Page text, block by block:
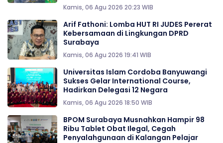
Kamis, 06 Agu 2026 20:23 WIB
Arif Fathoni: Lomba HUT RI JUDES Pererat
Kebersamaan di Lingkungan DPRD
Surabaya
Kamis, 06 Agu 2026 19:41 WIB
Universitas Islam Cordoba Banyuwangi
Sukses Gelar International Course,
Hadirkan Delegasi 12 Negara
Kamis, 06 Agu 2026 18:50 WIB
BPOM Surabaya Musnahkan Hampir 98
Ribu Tablet Obat Ilegal, Cegah
Penyalahgunaan di Kalangan Pelajar